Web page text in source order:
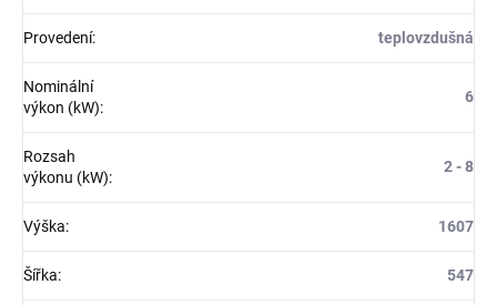
Provedení: teplovzdušná
Nominální
výkon (kW):
6
Rozsah
výkonu (kW):
2 - 8
Výška: 1607
Šířka: 547